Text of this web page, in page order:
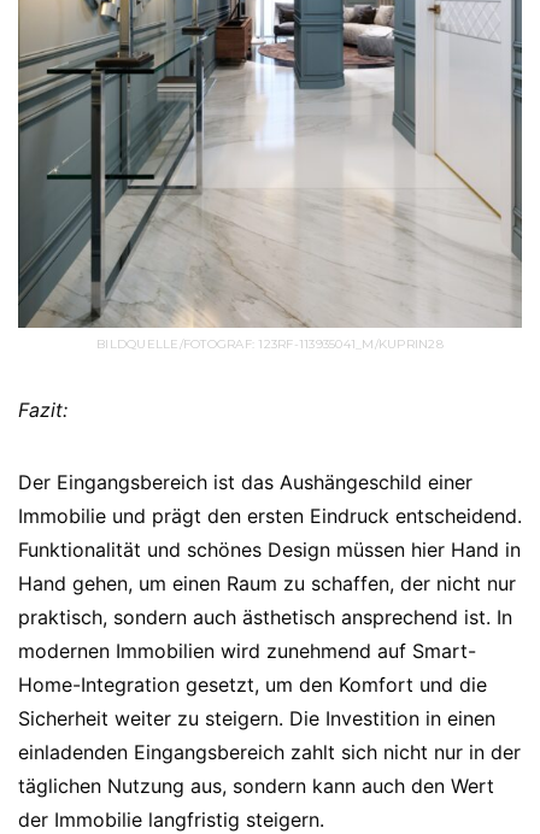
BILDQUELLE/FOTOGRAF: 123RF-113935041_M/KUPRIN28
Fazit:
Der Eingangsbereich ist das Aushängeschild einer
Immobilie und prägt den ersten Eindruck entscheidend.
Funktionalität und schönes Design müssen hier Hand in
Hand gehen, um einen Raum zu schaffen, der nicht nur
praktisch, sondern auch ästhetisch ansprechend ist. In
modernen Immobilien wird zunehmend auf Smart-
Home-Integration gesetzt, um den Komfort und die
Sicherheit weiter zu steigern. Die Investition in einen
einladenden Eingangsbereich zahlt sich nicht nur in der
täglichen Nutzung aus, sondern kann auch den Wert
der Immobilie langfristig steigern.